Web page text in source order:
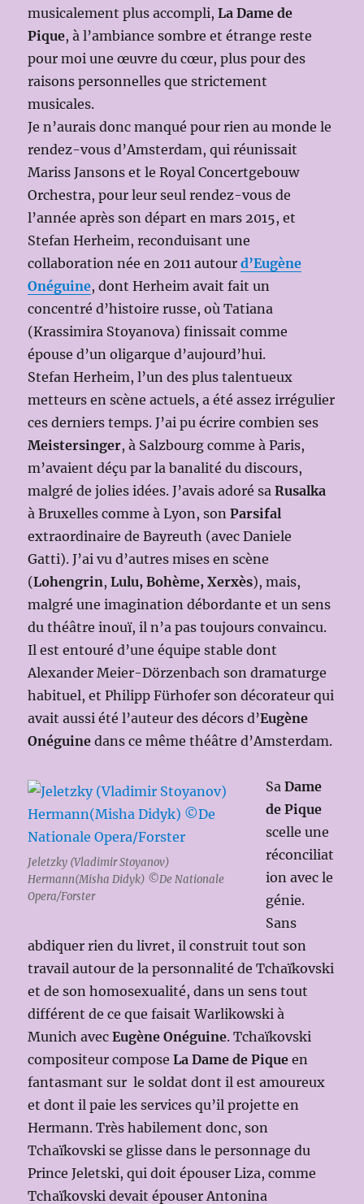
musicalement plus accompli,La Dame de
Pique, à l’ambiance sombre et étrange reste
pour moi une œuvre du cœur, plus pour des
raisons personnelles que strictement
musicales.
Je n’aurais donc manqué pour rien au monde le
rendez-vous d’Amsterdam, qui réunissait
Mariss Jansons et le Royal Concertgebouw
Orchestra, pour leur seul rendez-vous de
l’année après son départ en mars 2015, et
Stefan Herheim, reconduisant une
collaboration née en 2011 autourd’Eugène
Onéguine, dont Herheim avait fait un
concentré d’histoire russe, où Tatiana
(Krassimira Stoyanova) finissait comme
épouse d’un oligarque d’aujourd’hui.
Stefan Herheim, l’un des plus talentueux
metteurs en scène actuels, a été assez irrégulier
ces derniers temps. J’ai pu écrire combien ses
Meistersinger, à Salzbourg comme à Paris,
m’avaient déçu par la banalité du discours,
malgré de jolies idées. J’avais adoré saRusalka
à Bruxelles comme à Lyon, son Parsifal
extraordinaire de Bayreuth (avec Daniele
Gatti). J’ai vu d’autres mises en scène
(Lohengrin,Lulu, Bohème, Xerxès), mais,
malgré une imagination débordante et un sens
du théâtre inouï, il n’a pas toujours convaincu.
Il est entouré d’une équipe stable dont
Alexander Meier-Dörzenbach son dramaturge
habituel, et Philipp Fürhofer son décorateur qui
avait aussi été l’auteur des décors d’Eugène
Onéguinedans ce même théâtre d’Amsterdam.
Jeletzky (Vladimir Stoyanov)
Hermann(Misha Didyk) ©De Nationale
Opera/Forster
SaDame
de Pique
scelle une
réconciliat
ion avec le
génie.
Sans
abdiquer rien du livret, il construit tout son
travail autour de la personnalité de Tchaïkovski
et de son homosexualité, dans un sens tout
différent de ce que faisait Warlikowski à
Munich avecEugène Onéguine. Tchaïkovski
compositeur composeLa Dame de Pique en
fantasmant sur le soldat dont il est amoureux
et dont il paie les services qu’il projette en
Hermann. Très habilement donc, son
Tchaïkovski se glisse dans le personnage du
Prince Jeletski, qui doit épouser Liza, comme
Tchaïkovski devait épouser Antonina